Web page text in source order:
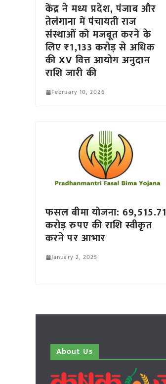
केंद्र ने मध्य प्रदेश, पंजाब और
तेलंगाना में पंचायती राज
संस्थाओं को मजबूत करने के
लिए ₹1,133 करोड़ से अधिक
की XV वित्त आयोग अनुदान
राशि जारी की
February 10, 2026
फसल बीमा योजना: 69,515.71
करोड़ रुपए की राशि स्वीकृत
करने पर आभार
January 2, 2025
About Us